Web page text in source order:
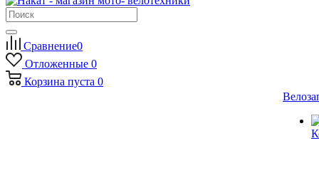
Сравнение0
Отложенные 0
Корзина пуста 0